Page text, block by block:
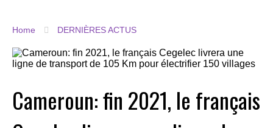
Home DERNIÈRES ACTUS
Cameroun: fin 2021, le français